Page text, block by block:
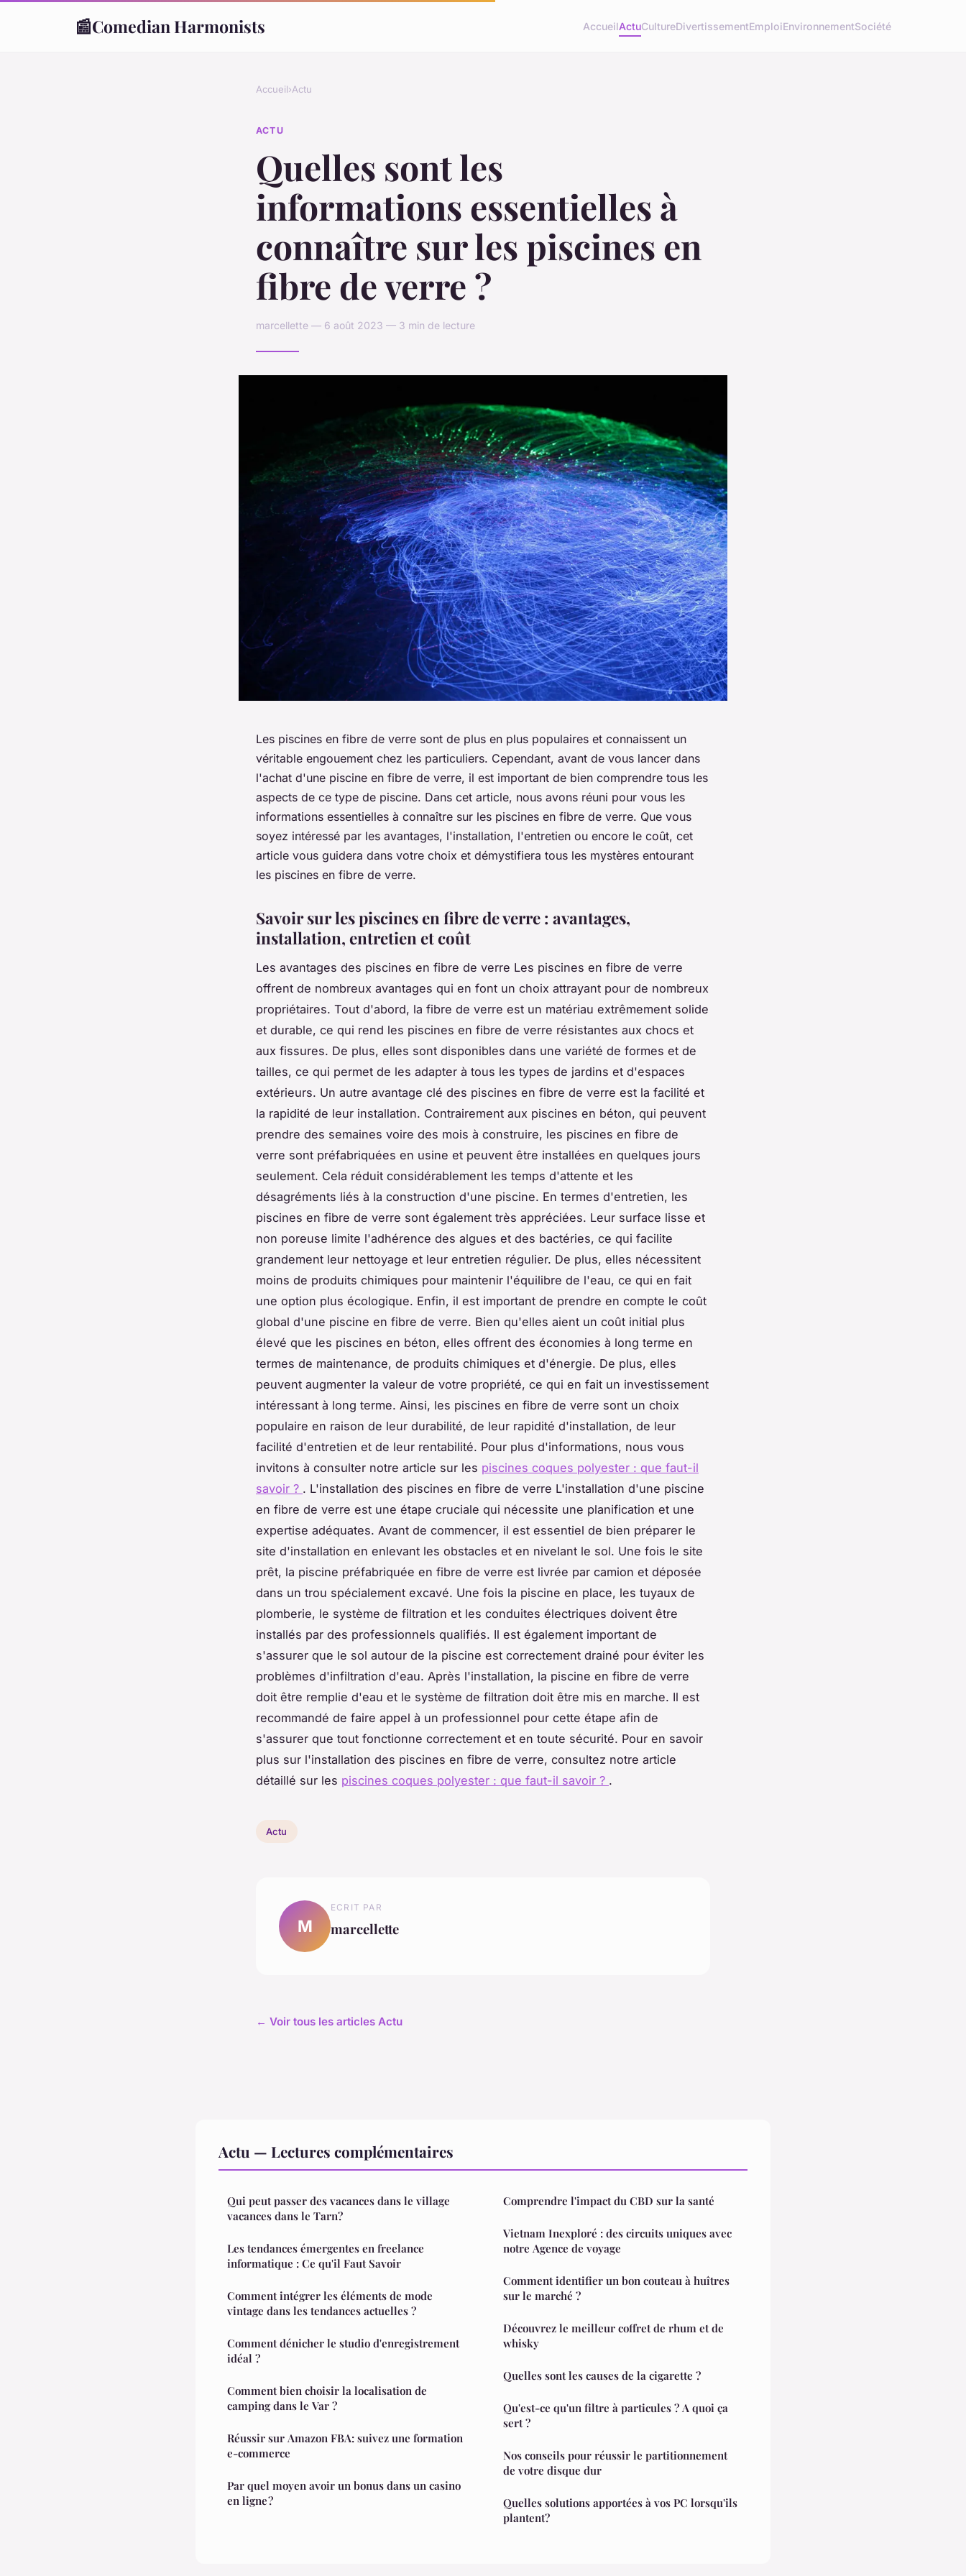
📰Comedian Harmonists AccueilActuCultureDivertissementEmploiEnvironnementSociété
Accueil›Actu
ACTU
Quelles sont les
informations essentielles à
connaître sur les piscines en
fibre de verre ?
marcellette — 6 août 2023 — 3 min de lecture
Les piscines en fibre de verre sont de plus en plus populaires et connaissent un
véritable engouement chez les particuliers. Cependant, avant de vous lancer dans
l'achat d'une piscine en fibre de verre, il est important de bien comprendre tous les
aspects de ce type de piscine. Dans cet article, nous avons réuni pour vous les
informations essentielles à connaître sur les piscines en fibre de verre. Que vous
soyez intéressé par les avantages, l'installation, l'entretien ou encore le coût, cet
article vous guidera dans votre choix et démystifiera tous les mystères entourant
les piscines en fibre de verre.
Savoir sur les piscines en fibre de verre : avantages,
installation, entretien et coût
Les avantages des piscines en fibre de verre Les piscines en fibre de verre
offrent de nombreux avantages qui en font un choix attrayant pour de nombreux
propriétaires. Tout d'abord, la fibre de verre est un matériau extrêmement solide
et durable, ce qui rend les piscines en fibre de verre résistantes aux chocs et
aux fissures. De plus, elles sont disponibles dans une variété de formes et de
tailles, ce qui permet de les adapter à tous les types de jardins et d'espaces
extérieurs. Un autre avantage clé des piscines en fibre de verre est la facilité et
la rapidité de leur installation. Contrairement aux piscines en béton, qui peuvent
prendre des semaines voire des mois à construire, les piscines en fibre de
verre sont préfabriquées en usine et peuvent être installées en quelques jours
seulement. Cela réduit considérablement les temps d'attente et les
désagréments liés à la construction d'une piscine. En termes d'entretien, les
piscines en fibre de verre sont également très appréciées. Leur surface lisse et
non poreuse limite l'adhérence des algues et des bactéries, ce qui facilite
grandement leur nettoyage et leur entretien régulier. De plus, elles nécessitent
moins de produits chimiques pour maintenir l'équilibre de l'eau, ce qui en fait
une option plus écologique. Enfin, il est important de prendre en compte le coût
global d'une piscine en fibre de verre. Bien qu'elles aient un coût initial plus
élevé que les piscines en béton, elles offrent des économies à long terme en
termes de maintenance, de produits chimiques et d'énergie. De plus, elles
peuvent augmenter la valeur de votre propriété, ce qui en fait un investissement
intéressant à long terme. Ainsi, les piscines en fibre de verre sont un choix
populaire en raison de leur durabilité, de leur rapidité d'installation, de leur
facilité d'entretien et de leur rentabilité. Pour plus d'informations, nous vous
invitons à consulter notre article sur les piscines coques polyester : que faut-il
savoir ? . L'installation des piscines en fibre de verre L'installation d'une piscine
en fibre de verre est une étape cruciale qui nécessite une planification et une
expertise adéquates. Avant de commencer, il est essentiel de bien préparer le
site d'installation en enlevant les obstacles et en nivelant le sol. Une fois le site
prêt, la piscine préfabriquée en fibre de verre est livrée par camion et déposée
dans un trou spécialement excavé. Une fois la piscine en place, les tuyaux de
plomberie, le système de filtration et les conduites électriques doivent être
installés par des professionnels qualifiés. Il est également important de
s'assurer que le sol autour de la piscine est correctement drainé pour éviter les
problèmes d'infiltration d'eau. Après l'installation, la piscine en fibre de verre
doit être remplie d'eau et le système de filtration doit être mis en marche. Il est
recommandé de faire appel à un professionnel pour cette étape afin de
s'assurer que tout fonctionne correctement et en toute sécurité. Pour en savoir
plus sur l'installation des piscines en fibre de verre, consultez notre article
détaillé sur les piscines coques polyester : que faut-il savoir ? .
Actu
M
ECRIT PAR
marcellette
← Voir tous les articles Actu
Actu — Lectures complémentaires
Qui peut passer des vacances dans le village
vacances dans le Tarn?
Les tendances émergentes en freelance
informatique : Ce qu'il Faut Savoir
Comment intégrer les éléments de mode
vintage dans les tendances actuelles ?
Comment dénicher le studio d'enregistrement
idéal ?
Comment bien choisir la localisation de
camping dans le Var ?
Réussir sur Amazon FBA: suivez une formation
e-commerce
Par quel moyen avoir un bonus dans un casino
en ligne ?
Comprendre l'impact du CBD sur la santé
Vietnam Inexploré : des circuits uniques avec
notre Agence de voyage
Comment identifier un bon couteau à huîtres
sur le marché ?
Découvrez le meilleur coffret de rhum et de
whisky
Quelles sont les causes de la cigarette ?
Qu'est-ce qu'un filtre à particules ? A quoi ça
sert ?
Nos conseils pour réussir le partitionnement
de votre disque dur
Quelles solutions apportées à vos PC lorsqu'ils
plantent?